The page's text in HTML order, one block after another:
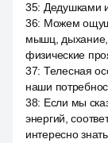
35: Дедушками
36: Можем
мышц, дыхание,
физические
37: Телесная
наши
38: Если мы
энергий,
интересно